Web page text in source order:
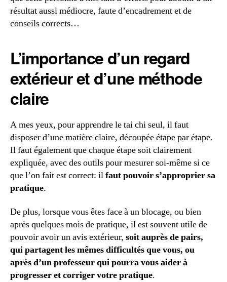
résultat aussi médiocre, faute d’encadrement et de
conseils corrects…
L’importance d’un regard
extérieur et d’une méthode
claire
A mes yeux, pour apprendre le tai chi seul, il faut
disposer d’une matière claire, découpée étape par étape.
Il faut également que chaque étape soit clairement
expliquée, avec des outils pour mesurer soi-même si ce
que l’on fait est correct: ilfaut pouvoir s’approprier sa
pratique.
De plus, lorsque vous êtes face à un blocage, ou bien
après quelques mois de pratique, il est souvent utile de
pouvoir avoir un avis extérieur, soit auprès de pairs,
qui partagent les mêmes difficultés que vous, ou
après d’un professeur qui pourra vous aider à
progresser et corriger votre pratique.